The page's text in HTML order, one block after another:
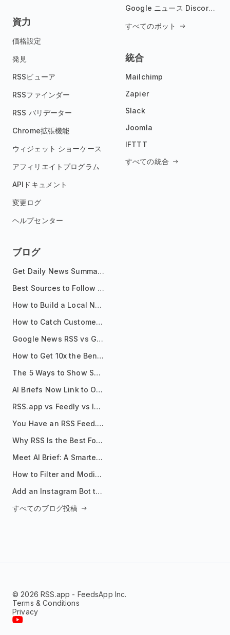
資力
価格設定
発見
RSSビューア
RSSファインダー
RSS バリデーター
Chrome拡張機能
ウィジェット ショーケース
アフィリエイトプログラム
APIドキュメント
変更ログ
ヘルプセンター
Google ニュース Discord ボット
すべてのボット
統合
Mailchimp
Zapier
Slack
Joomla
IFTTT
すべての統合
ブログ
Get Daily News Summaries About Any Topic in Telegram, Discord, Slack, and Email
Best Sources to Follow for Crypto News in Your Reader (2026)
How to Build a Local News Hub That Updates Itself
How to Catch Customer Problems Before They Become Support Tickets
Google News RSS vs Google Alerts: Which Is Better for News Monitoring?
How to Get 10x the Benefits of Google Alerts
The 5 Ways to Show Sources in Your AI Brief, And When to Use Each
AI Briefs Now Link to Original Sources. Here's Why It Matters
RSS.app vs Feedly vs Inoreader: Which One Is Actually Right for You?
You Have an RSS Feed. Now What?
Why RSS Is the Best Format for AI Agents in 2026
Meet AI Brief: A Smarter Way to Stay on Top of Information
How to Filter and Modify RSS Feeds
Add an Instagram Bot to Your Telegram Channel, Group, or Topic
すべてのブログ投稿
© 2026 RSS.app - FeedsApp Inc.
Terms & Conditions
Privacy